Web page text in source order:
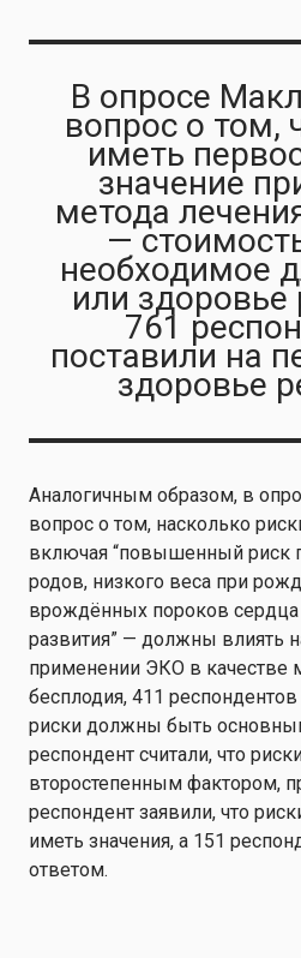
В опросе
вопрос о том,
иметь
значение
метода
—
необходимое
или здоровье
761
поставили на
здоровье
Аналогичным образом, в
вопрос о том, насколько
включая “повышенный
родов, низкого веса при
врождённых пороков
развития” — должны влиять
применении ЭКО в качестве
бесплодия, 411 респондентов
риски должны быть
респондент считали, что
второстепенным фактором,
респондент заявили, что
иметь значения, а 151
ответом.